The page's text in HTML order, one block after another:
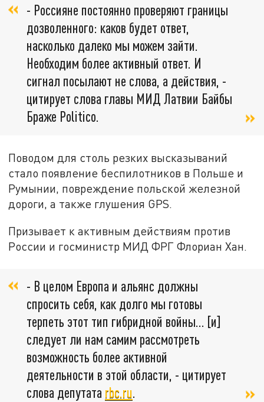
- Россияне постоянно проверяют границы
дозволенного: каков будет ответ,
насколько далеко мы можем зайти.
Необходим более активный ответ. И
сигнал посылают не слова, а действия, -
цитирует слова главы МИД Латвии Байбы
Браже Politico.
Поводом для столь резких высказываний
стало появление беспилотников в Польше и
Румынии, повреждение польской железной
дороги, а также глушения GPS.
Призывает к активным действиям против
России и госминистр МИД ФРГ Флориан Хан.
- В целом Европа и альянс должны
спросить себя, как долго мы готовы
терпеть этот тип гибридной войны... [и]
следует ли нам самим рассмотреть
возможность более активной
деятельности в этой области, - цитирует
слова депутата rbc.ru.